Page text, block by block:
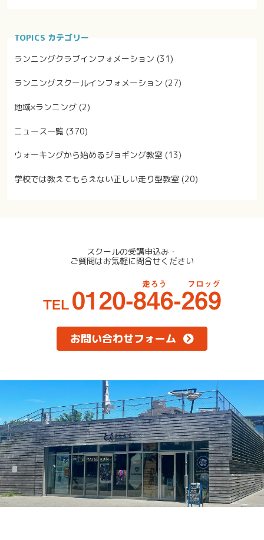
TOPICS カテゴリー
ランニングクラブインフォメーション (31)
ランニングスクールインフォメーション (27)
地域×ランニング(2)
ニュース一覧 (370)
ウォーキングから始めるジョギング教室 (13)
学校では教えてもらえない正しい走り型教室 (20)
スクールの受講申込み・
ご質問はお気軽に問合せください
お問い合わせフォーム